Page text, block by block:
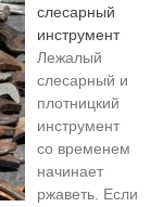
слесарный
инструмент
Лежалый
слесарный и
плотницкий
инструмент
со временем
начинает
ржаветь. Если